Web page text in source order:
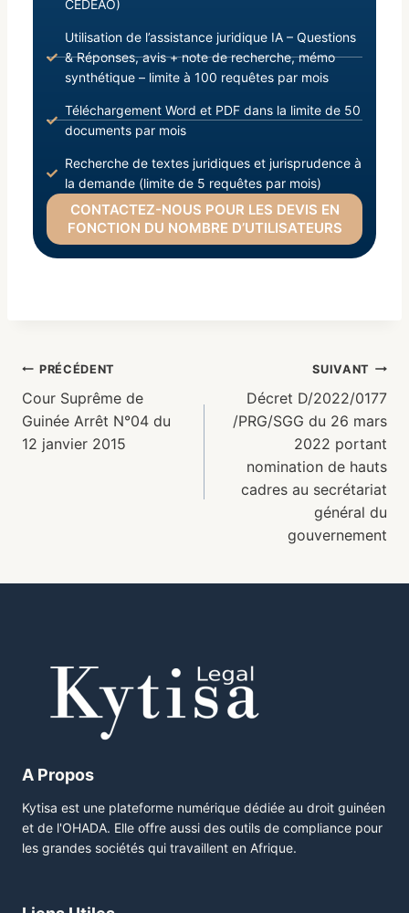
CEDEAO)
Utilisation de l’assistance juridique IA – Questions
& Réponses, avis + note de recherche, mémo
synthétique – limite à 100 requêtes par mois
Téléchargement Word et PDF dans la limite de 50
documents par mois
Recherche de textes juridiques et jurisprudence à
la demande (limite de 5 requêtes par mois)
CONTACTEZ-NOUS POUR LES DEVIS EN
FONCTION DU NOMBRE D’UTILISATEURS
PRÉCÉDENT
Cour Suprême de
Guinée Arrêt N°04 du
12 janvier 2015
SUIVANT
Décret D/2022/0177
/PRG/SGG du 26 mars
2022 portant
nomination de hauts
cadres au secrétariat
général du
gouvernement
A Propos
Kytisa est une plateforme numérique dédiée au droit guinéen
et de l'OHADA. Elle offre aussi des outils de compliance pour
les grandes sociétés qui travaillent en Afrique.